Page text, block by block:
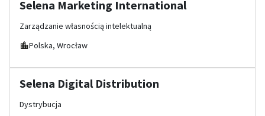
Selena Marketing International
Zarządzanie własnością intelektualną
Polska, Wrocław
Selena Digital Distribution
Dystrybucja